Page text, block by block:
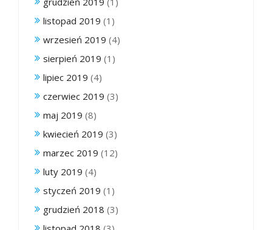
listopad 2019 (1)
wrzesień 2019 (4)
sierpień 2019 (1)
lipiec 2019 (4)
czerwiec 2019 (3)
maj 2019 (8)
kwiecień 2019 (3)
marzec 2019 (12)
luty 2019 (4)
styczeń 2019 (1)
grudzień 2018 (3)